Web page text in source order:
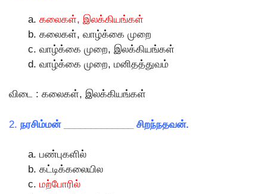
கலைகள், இலக்கியங்கள்
கலைகள், வாழ்க்கை முறை
வாழ்க்கை முறை, இலக்கியங்கள்
வாழ்க்கை முறை, மனிதத்துவம்
விடை : கலைகள், இலக்கியங்கள்
2. நரசிம்மன் _____________ சிறந்நதவன்.
பண்புகளில்
கட்டிக்கலையில
மற்போரில்